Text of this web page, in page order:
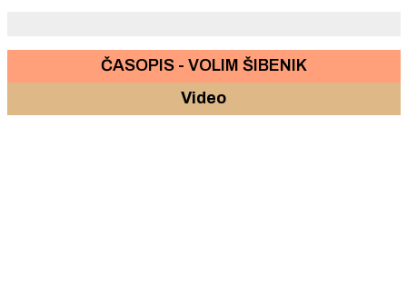
ČASOPIS - VOLIM ŠIBENIK
Video